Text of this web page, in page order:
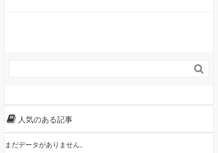

人気のある記事
まだデータがありません。